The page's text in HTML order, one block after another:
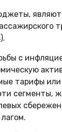
с
тарифы
сегменты,